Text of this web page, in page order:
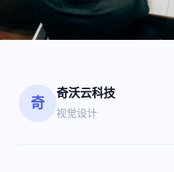
奇
奇沃云科技
视觉设计